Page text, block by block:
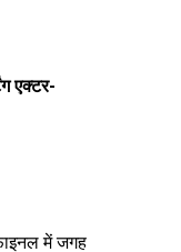
एक्टर-
में जगह